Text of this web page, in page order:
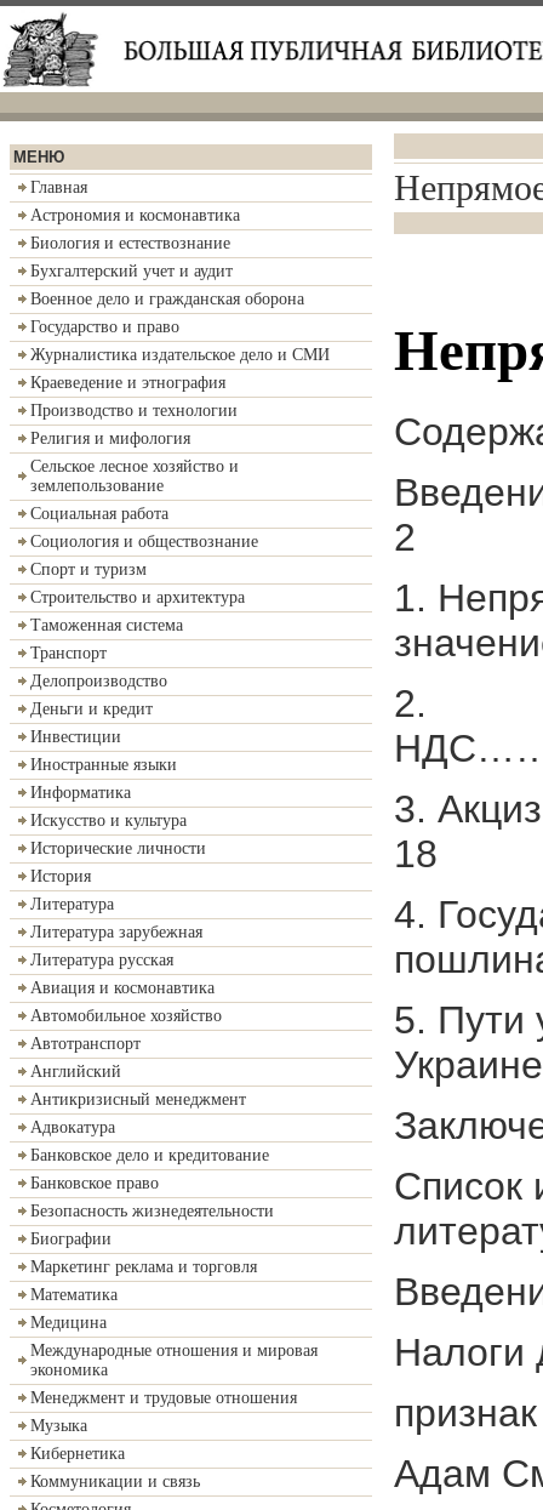
МЕНЮ
Главная
Астрономия и космонавтика
Биология и естествознание
Бухгалтерский учет и аудит
Военное дело и гражданская оборона
Государство и право
Журналистика издательское дело и СМИ
Краеведение и этнография
Производство и технологии
Религия и мифология
Сельское лесное хозяйство и
землепользование
Социальная работа
Социология и обществознание
Спорт и туризм
Строительство и архитектура
Таможенная система
Транспорт
Делопроизводство
Деньги и кредит
Инвестиции
Иностранные языки
Информатика
Искусство и культура
Исторические личности
История
Литература
Литература зарубежная
Литература русская
Авиация и космонавтика
Автомобильное хозяйство
Автотранспорт
Английский
Антикризисный менеджмент
Адвокатура
Банковское дело и кредитование
Банковское право
Безопасность жизнедеятельности
Биографии
Маркетинг реклама и торговля
Математика
Медицина
Международные отношения и мировая
экономика
Менеджмент и трудовые отношения
Музыка
Кибернетика
Коммуникации и связь
2
1.
2.
3.
18
4.
5. Пути
Список
Налоги
Адам